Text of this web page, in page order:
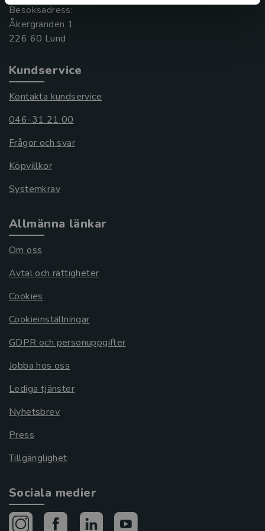
Besöksadress:
Åkergränden 1
Kundservice
Kontakta kundservice
046-31 21 00
Frågor och svar
Köpvillkor
Systemkrav
Allmänna länkar
Om oss
Avtal och rättigheter
Cookies
Cookieinställningar
GDPR och personuppgifter
Jobba hos oss
Lediga tjänster
Nyhetsbrev
Press
Tillgänglighet
Sociala medier